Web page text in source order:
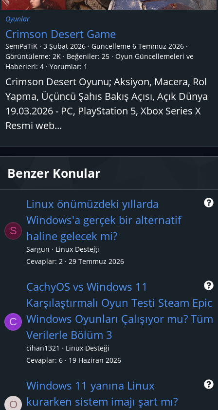
Oyunlar
Crimson Desert Game
SemPaTiK 3 Şubat 2026 Güncelleme 6 Temmuz 2026
Görüntüleme: 2K
Beğeniler: 25
Oyun Güncellemeleri ve
Haberleri: 4 Yorumlar: 1
Crimson Desert Oyunu; Aksiyon, Macera, Rol
Yapma, Üçüncü Şahıs Bakış Açısı, Açık Dünya
19.03.2026 - PC, PlayStation 5, Xbox Series X
Resmi web...
Benzer Konular
S
S
Linux önümüzdeki yıllarda
Windows'a gerçek bir alternatif
haline gelecek mi?
Sargun
Linux Desteği
Cevaplar 2 29 Temmuz 2026
C
S
CachyOS vs Windows 11
Karşılaştırmalı Oyun Testi Steam Epic
Windows Oyunları Çalışıyor mu? Tüm
Verilerle Bölüm 3
cihan1321
Linux Desteği
Cevaplar 6 19 Haziran 2026
O
S
Windows 11 yanına Linux
kurarken sistem imajı şart mı?